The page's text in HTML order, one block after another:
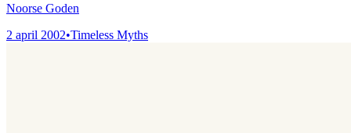
Noorse Goden
2 april 2002•Timeless Myths